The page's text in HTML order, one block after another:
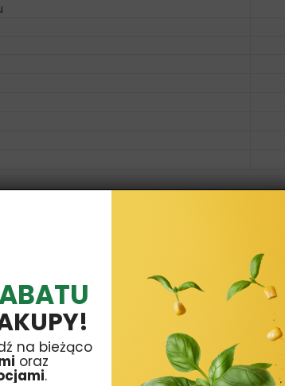
PRODUKTÓW W TEJ SAMEJ KATEGORII:
na bieżąco
oraz
.